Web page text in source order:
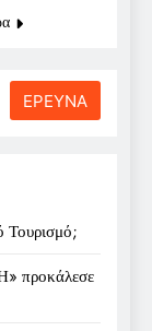
ΕΡΕΥΝΑ
προκάλεσε